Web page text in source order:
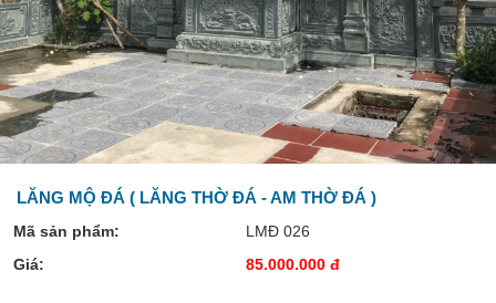
LĂNG MỘ ĐÁ ( LĂNG THỜ ĐÁ - AM THỜ ĐÁ )
Mã sản phẩm:
LMĐ 026
Giá:
85.000.000 đ